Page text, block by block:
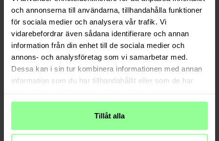
och annonserna till användarna, tillhandahålla funktioner
för sociala medier och analysera vår trafik. Vi
vidarebefordrar även sådana identifierare och annan
information från din enhet till de sociala medier och
annons- och analysföretag som vi samarbetar med.
Dessa kan i sin tur kombinera informationen med annan
information som du har tillhandahållit eller som de har
Tillåt alla
Bezahle sicher via Klarna oder PayPal
30 Tage Rückgaberecht
PRODUKTBESCHREIBUNG
Rundumschutz Handyhülle für iPhone 13 Pro Max.
- Apple iPhone 13 Pro Max
Material: Plastik, TPU , Panzerglas